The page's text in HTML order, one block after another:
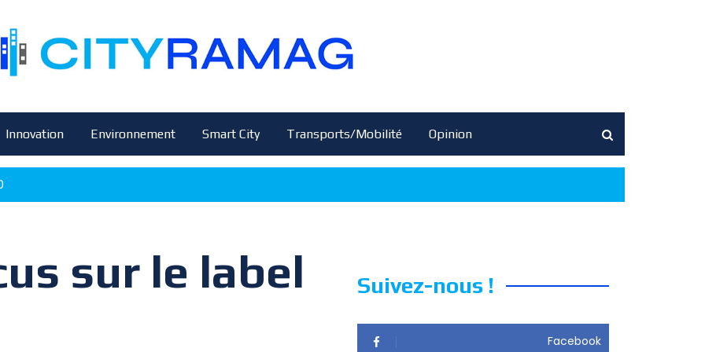
Innovation Environnement Smart City Transports/Mobilité Opinion
sur le label
Suivez-nous !
Facebook